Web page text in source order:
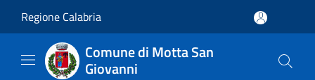
Regione Calabria
Comune di Motta San
Giovanni